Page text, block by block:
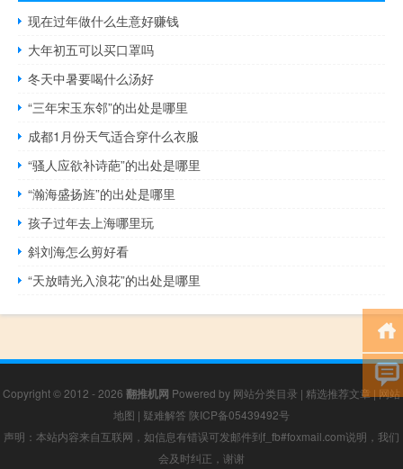
现在过年做什么生意好赚钱
大年初五可以买口罩吗
冬天中暑要喝什么汤好
“三年宋玉东邻”的出处是哪里
成都1月份天气适合穿什么衣服
“骚人应欲补诗葩”的出处是哪里
“瀚海盛扬旌”的出处是哪里
孩子过年去上海哪里玩
斜刘海怎么剪好看
“天放晴光入浪花”的出处是哪里
Copyright © 2012 - 2026 翻推机网 Powered by 网站分类目录 | 精选推荐文章 | 网站
地图 | 疑难解答 陕ICP备05439492号
声明：本站内容来自互联网，如信息有错误可发邮件到f_fb#foxmail.com说明，我们
会及时纠正，谢谢